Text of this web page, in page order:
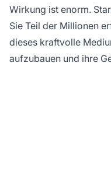
Wirkung ist enorm.
Sie Teil der Millionen
dieses kraftvolle
aufzubauen und ihre